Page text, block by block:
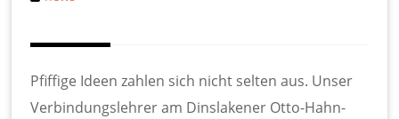
Pfiffige Ideen zahlen sich nicht selten aus. Unser
Verbindungslehrer am Dinslakener Otto-Hahn-